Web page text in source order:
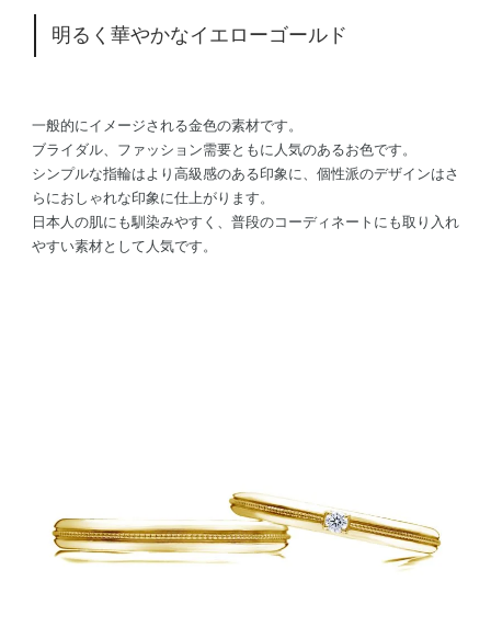
明るく華やかなイエローゴールド
一般的にイメージされる金色の素材です。
ブライダル、ファッション需要ともに人気のあるお色です。
シンプルな指輪はより高級感のある印象に、個性派のデザインはさ
らにおしゃれな印象に仕上がります。
日本人の肌にも馴染みやすく、普段のコーディネートにも取り入れ
やすい素材として人気です。